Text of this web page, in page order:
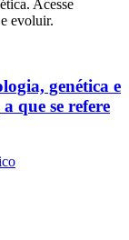
. Acesse
evoluir.
genética e
que se refere